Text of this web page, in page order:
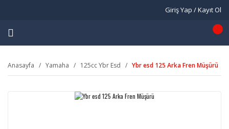
Giriş Yap / Kayıt Ol
Anasayfa Yamaha 125cc Ybr Esd Ybr esd 125 Arka Fren Müşürü